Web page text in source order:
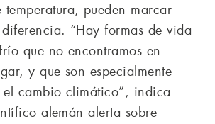
pueden marcar
“Hay formas de vida
que no encontramos en
y que son especialmente
el cambio climático”, indica
alemán alerta sobre